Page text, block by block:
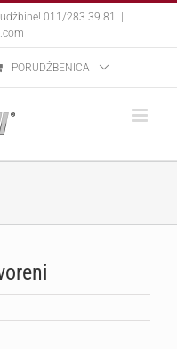
011/283 39 81
PORUDŽBENICA